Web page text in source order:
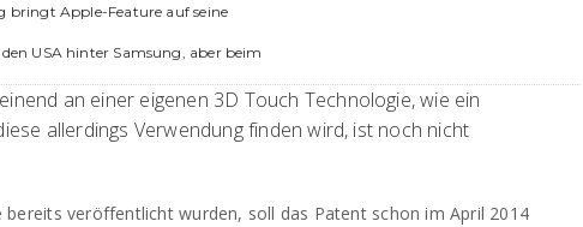
bringt Apple-Feature auf seine
USA hinter Samsung, aber beim
an einer eigenen 3D Touch Technologie, wie ein
allerdings Verwendung finden wird, ist noch nicht
veröffentlicht wurden, soll das Patent schon im April 2014